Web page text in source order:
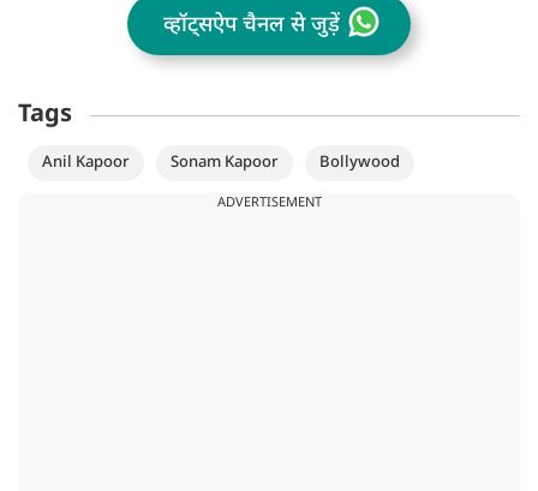
व्हॉट्सऐप चैनल से जुड़ें
Tags
Anil Kapoor Sonam Kapoor Bollywood
ADVERTISEMENT